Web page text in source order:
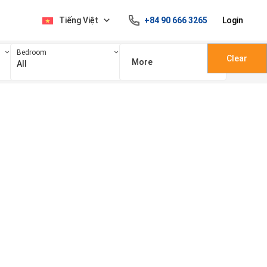
Tiếng Việt +84 90 666 3265 Login
Bedroom
All More Clear